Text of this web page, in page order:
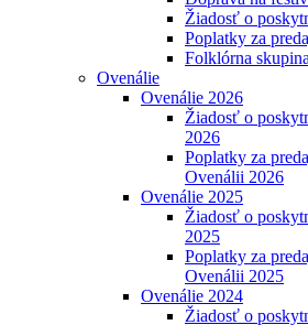
Žiadosť o
Poplatky za
Folklórna
Ovenálie
Ovenálie 2026
Žiadosť o
2026
Poplatky za
Ovenálii 2026
Ovenálie 2025
Žiadosť o
2025
Poplatky za
Ovenálii 2025
Ovenálie 2024
Žiadosť o